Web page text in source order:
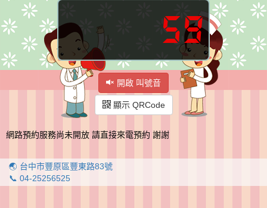
59
開啟 叫號音
顯示 QRCode
網路預約服務尚未開放 請直接來電預約 謝謝
🌏 台中市豐原區豐東路83號
📞 04-25256525